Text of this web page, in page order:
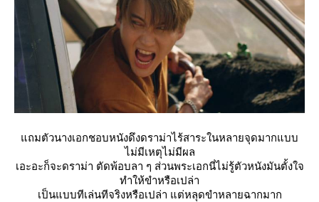
ถมตัวนางเอกชอบหนังดึงดราม่าไร้สาระในหลายจุดมากแบบ
ไม่มีเหตุไม่มีผล
เอะอะก็จะดราม่า ตัดพ้อบลา ๆ ส่วนพระเอกนี่ไม่รู้ตัวหนังมันตั้งใจ
ทำให้ขำหรือเปล่า
เป็นแบบทีเล่นทีจริงหรือเปล่า แต่หลุดขำหลายฉากมาก